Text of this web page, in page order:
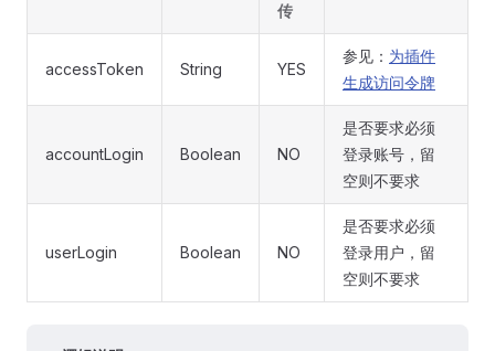
传
accessToken String YES
参见： 为插件
生成访问令牌
accountLogin Boolean NO
是否要求必须
登录账号，留
空则不要求
userLogin Boolean NO
是否要求必须
登录用户，留
空则不要求